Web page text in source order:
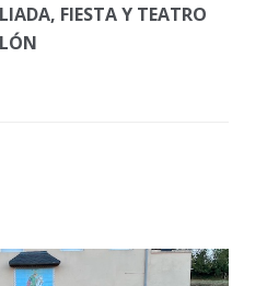
FIESTA Y TEATRO